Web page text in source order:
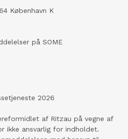
København K
på SOME
2026
af Ritzau på vegne af
ikke ansvarlig for indholdet.